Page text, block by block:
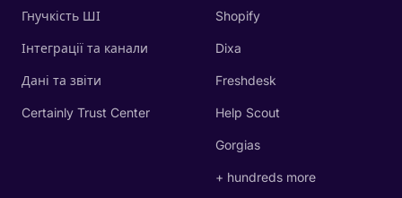
Гнучкість ШІ
Інтеграції та канали
Дані та звіти
Certainly Trust Center
Shopify
Dixa
Freshdesk
Help Scout
Gorgias
+ hundreds more